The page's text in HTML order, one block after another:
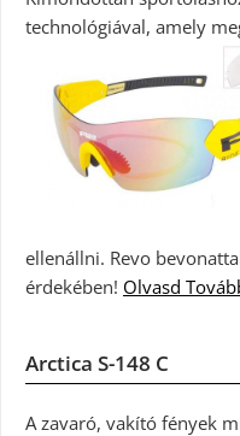
technológiával, amely
ellenállni. Revo
érdekében! Olvasd
Arctica S-148 C
A zavaró, vakító fények